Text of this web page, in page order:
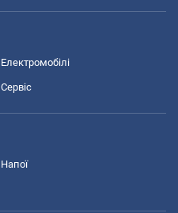
Електромобілі
Сервіс
Напої